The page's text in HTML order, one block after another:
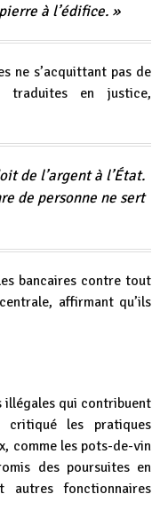
à l’édifice. »
ne s’acquittant pas de
traduites en justice,
de l’argent à l’État.
de personne ne sert
bancaires contre tout
affirmant qu’ils
illégales qui contribuent
les pratiques
comme les pots-de-vin
des poursuites en
fonctionnaires